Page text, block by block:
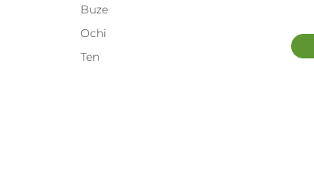
Buze
Ochi
Ten